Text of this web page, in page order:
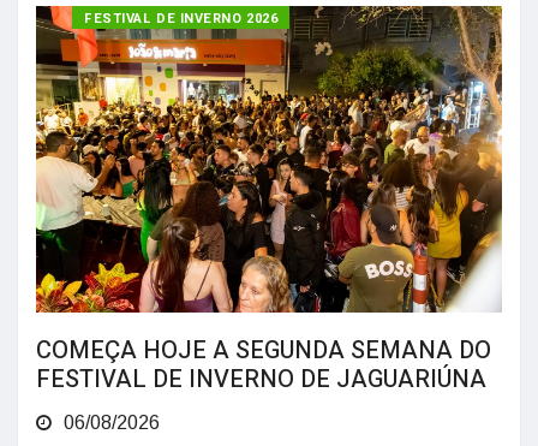
FESTIVAL DE INVERNO 2026
COMEÇA HOJE A SEGUNDA SEMANA DO
FESTIVAL DE INVERNO DE JAGUARIÚNA
06/08/2026